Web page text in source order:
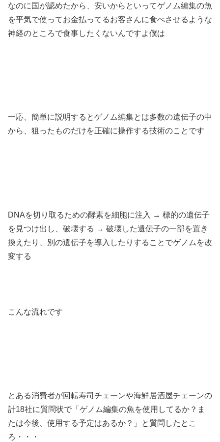
なのに国が認めたから、安いからといってゲノム編集の魚
を平気で使ってお金払ってるお客さんに食べさせるような
神経のところで食事したくないんですよ僕は
一応、簡単に説明するとゲノム編集とは多数の遺伝子の中
から、狙ったものだけを正確に操作する技術のことです
DNAを切り取るための酵素を細胞に注入 → 標的の遺伝子
を見つけ出し、破壊する → 破壊した遺伝子の一部を置き
換えたり、別の遺伝子を導入したりすることでゲノムを改
変する
こんな流れです
とある消費者が回転寿司チェーンや海鮮居酒屋チェーンの
計18社に質問状で「ゲノム編集の魚を使用してるか？ま
たは今後、使用する予定はあるか？」と質問したとこ
ろ・・・